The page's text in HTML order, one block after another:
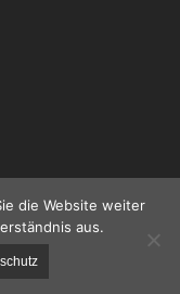
die Website weiter
aus.